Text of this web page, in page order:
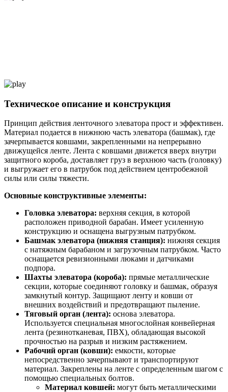
Техническое описание и конструкция
Принцип действия ленточного элеватора прост и эффективен.
Материал подается в нижнюю часть элеватора (башмак), где
зачерпывается ковшами, закрепленными на непрерывно
движущейся ленте. Лента с ковшами движется вверх внутри
защитного короба, доставляет груз в верхнюю часть (головку)
и выгружает его в патрубок под действием центробежной
силы или силы тяжести.
Основные конструктивные элементы:
Головка элеватора: верхняя секция, в которой
расположен приводной барабан. Имеет усиленную
конструкцию и оснащена выгрузным патрубком.
Башмак элеватора (нижняя станция): нижняя секция
с натяжным барабаном и загрузочным патрубком. Часто
оснащается ревизионными люками и датчиками
подпора.
Шахты элеватора (короба): прямые металлические
секции, которые соединяют головку и башмак, образуя
замкнутый контур. Защищают ленту и ковши от
внешних воздействий и предотвращают пыление.
Тяговый орган (лента): основа элеватора.
Используется специальная многослойная конвейерная
лента (резинотканевая, ПВХ), обладающая высокой
прочностью на разрыв и низким растяжением.
Рабочий орган (ковши): емкости, которые
непосредственно зачерпывают и транспортируют
материал. Закреплены на ленте с определенным шагом с
помощью специальных болтов.
Материал ковшей: могут быть металлическими